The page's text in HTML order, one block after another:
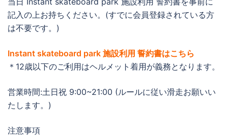
記入の上お持ちください。(すでに会員登録されている方
は不要です。)
Instant skateboard park 施設利用 誓約書はこちら
＊12歳以下のご利用はヘルメット着用が義務となります。
営業時間:土日祝 9:00~21:00 (ルールに従い滑走お願いい
たします。)
注意事項